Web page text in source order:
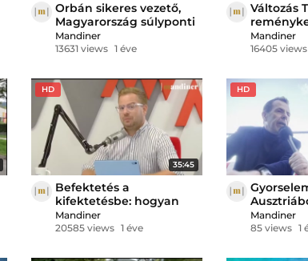
Orbán sikeres vezető,
Magyarország súlyponti
tényezővé vált –
amerikai tanácsadó a
Mandiner
13631 views 1 éve
Változás
– Amerika
Mandiner
16405 views
HD
35:45
Befektetés a
kifektetésbe: hogyan
hódíthatják meg a világ
piacait a magyar
Mandiner
20585 views 1 éve
HD
Vilimsky-
Mandiner
85 views 1